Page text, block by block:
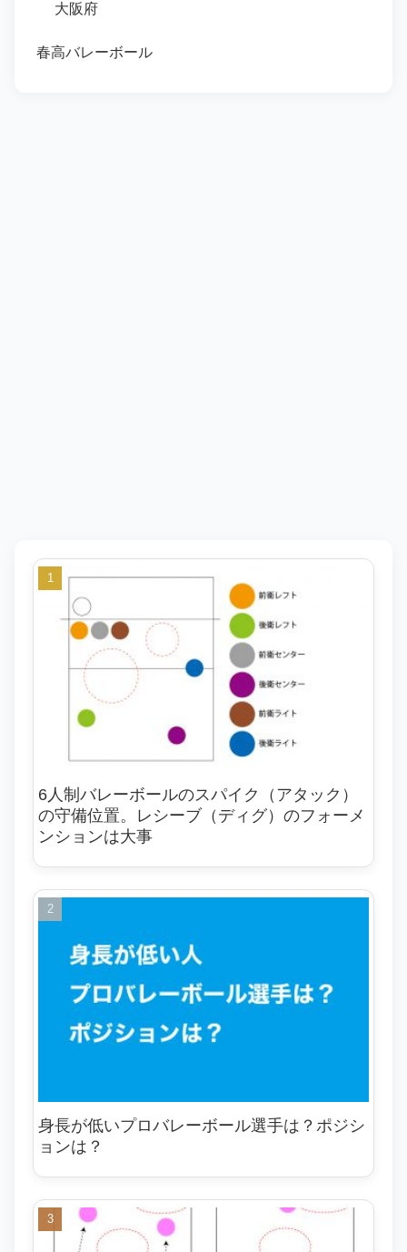
大阪府
春高バレーボール
6人制バレーボールのスパイク（アタック）
の守備位置。レシーブ（ディグ）のフォーメ
ンションは大事
身長が低いプロバレーボール選手は？ポジシ
ョンは？